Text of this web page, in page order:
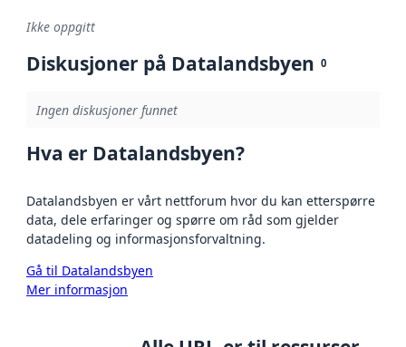
Ikke oppgitt
Diskusjoner på Datalandsbyen 0
Ingen diskusjoner funnet
Hva er Datalandsbyen?
Datalandsbyen er vårt nettforum hvor du kan etterspørre
data, dele erfaringer og spørre om råd som gjelder
datadeling og informasjonsforvaltning.
Gå til Datalandsbyen
Mer informasjon